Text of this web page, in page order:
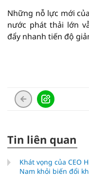
Những nỗ lực mới
nước phát thải lớn
đẩy nhanh tiến độ
Tin liên quan
Khát vọng của CEO
Nam khỏi biến đổi